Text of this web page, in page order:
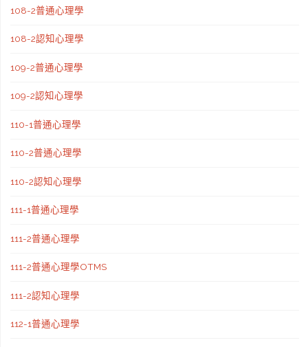
108-2普通心理學
108-2認知心理學
109-2普通心理學
109-2認知心理學
110-1普通心理學
110-2普通心理學
110-2認知心理學
111-1普通心理學
111-2普通心理學
111-2普通心理學OTMS
111-2認知心理學
112-1普通心理學